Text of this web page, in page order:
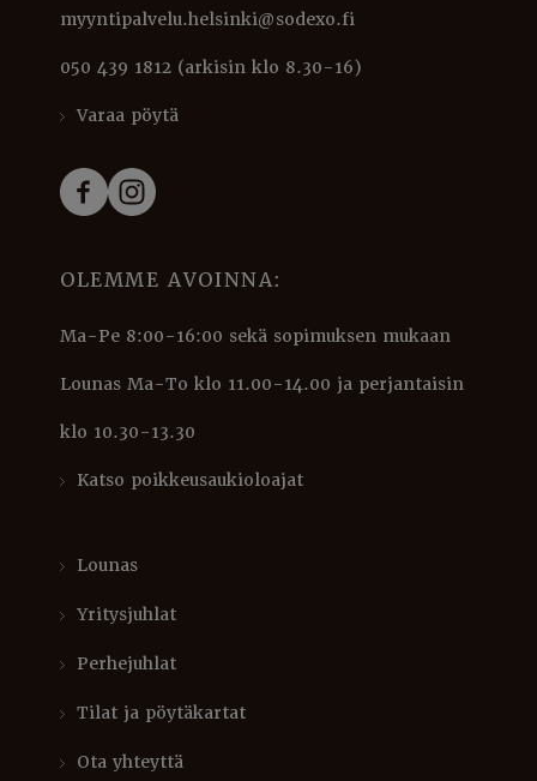
myyntipalvelu.helsinki@sodexo.fi
050 439 1812 (arkisin klo 8.30-16)
Varaa pöytä
OLEMME AVOINNA:
Ma-Pe 8:00-16:00 sekä sopimuksen mukaan
Lounas Ma-To klo 11.00-14.00 ja perjantaisin
klo 10.30-13.30
Katso poikkeusaukioloajat
Lounas
Yritysjuhlat
Perhejuhlat
Tilat ja pöytäkartat
Ota yhteyttä